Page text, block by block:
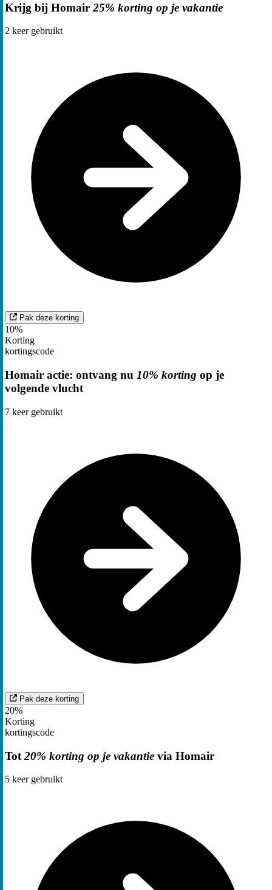
Krijg bij Homair 25% korting op je vakantie
2 keer gebruikt
Pak deze korting
10%
Korting
kortingscode
Homair actie: ontvang nu 10% korting op je
volgende vlucht
7 keer gebruikt
Pak deze korting
20%
Korting
kortingscode
Tot 20% korting op je vakantie via Homair
5 keer gebruikt